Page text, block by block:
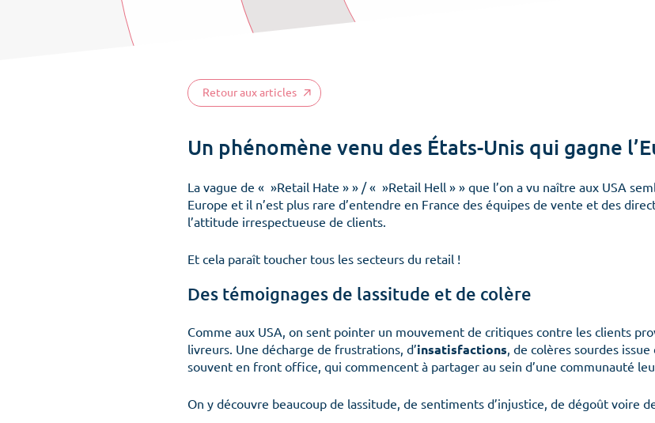
Retour aux articles
Un phénomène venu des États-Unis qui gagne
La vague de « »Retail Hate » » / « »Retail Hell » » que l’on a vu naître aux USA
Europe et il n’est plus rare d’entendre en France des équipes de vente et des
l’attitude irrespectueuse de clients.
Et cela paraît toucher tous les secteurs du retail !
Des témoignages de lassitude et de colère
Comme aux USA, on sent pointer un mouvement de critiques contre les clients
livreurs. Une décharge de frustrations, d’insatisfactions, de colères sourdes
souvent en front office, qui commencent à partager au sein d’une communauté
On y découvre beaucoup de lassitude, de sentiments d’injustice, de dégoût voire